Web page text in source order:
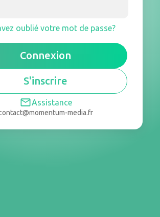
oublié votre mot de passe?
Connexion
S'inscrire
Assistance
media.fr